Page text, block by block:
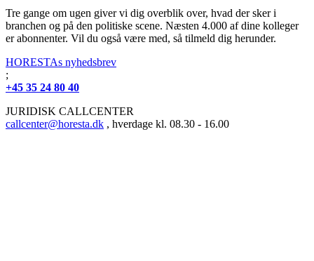
Tre gange om ugen giver vi dig overblik over, hvad der sker i
branchen og på den politiske scene. Næsten 4.000 af dine kolleger
er abonnenter. Vil du også være med, så tilmeld dig herunder.
HORESTAs nyhedsbrev
;
+45 35 24 80 40
JURIDISK CALLCENTER
callcenter@horesta.dk , hverdage kl. 08.30 - 16.00